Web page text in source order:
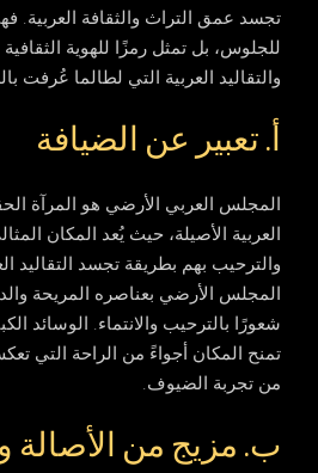
تجسد عمق التراث والثقافة
للجلوس، بل تمثل رمزًا للهوية
والتقاليد العربية التي لطالما عُرفت
أ. تعبير عن الضيافة
المجلس العربي الأرضي هو المرآة
العربية الأصيلة، حيث يُعد المكان
والترحيب بهم بطريقة تجسد التقاليد
المجلس الأرضي بعناصره المريحة
شعورًا بالترحيب والانتماء. الوسائد
تمنح المكان أجواءً من الراحة التي
من تجربة الضيوف.
ب. مزيج من الأصالة